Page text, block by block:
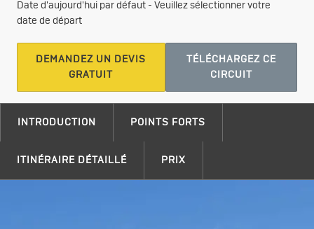
Date d'aujourd'hui par défaut - Veuillez sélectionner votre
date de départ
DEMANDEZ UN DEVIS
GRATUIT
TÉLÉCHARGEZ CE
CIRCUIT
INTRODUCTION POINTS FORTS
ITINÉRAIRE DÉTAILLÉ PRIX